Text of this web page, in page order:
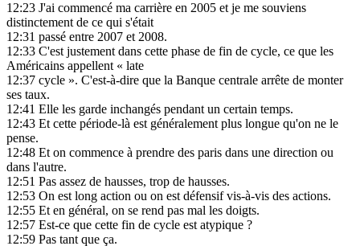
12:23 J'ai commencé ma carrière en 2005 et je me souviens
distinctement de ce qui s'était
12:31 passé entre 2007 et 2008.
12:33 C'est justement dans cette phase de fin de cycle, ce que les
Américains appellent « late
12:37 cycle ». C'est-à-dire que la Banque centrale arrête de monter
ses taux.
12:41 Elle les garde inchangés pendant un certain temps.
12:43 Et cette période-là est généralement plus longue qu'on ne le
pense.
12:48 Et on commence à prendre des paris dans une direction ou
dans l'autre.
12:51 Pas assez de hausses, trop de hausses.
12:53 On est long action ou on est défensif vis-à-vis des actions.
12:55 Et en général, on se rend pas mal les doigts.
12:57 Est-ce que cette fin de cycle est atypique ?
12:59 Pas tant que ça.